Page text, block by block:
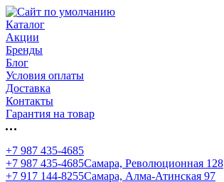
Каталог
Акции
Бренды
Блог
Условия оплаты
Доставка
Контакты
Гарантия на товар
+7 987 435-4685
+7 987 435-4685Самара, Революционная 128
+7 917 144-8255Самара, Алма-Атинская 97